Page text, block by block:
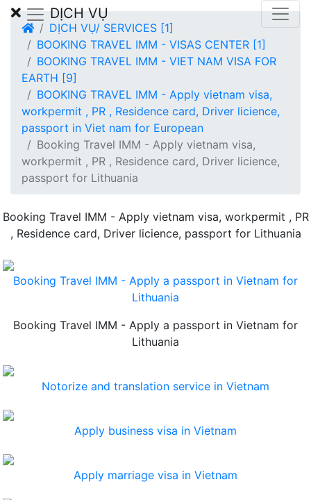
DỊCH VỤ
DỊCH VỤ/ SERVICES [1]
BOOKING TRAVEL IMM - VISAS CENTER [1]
BOOKING TRAVEL IMM - VIET NAM VISA FOR
EARTH [9]
BOOKING TRAVEL IMM - Apply vietnam visa,
workpermit , PR , Residence card, Driver licience,
passport in Viet nam for European
Booking Travel IMM - Apply vietnam visa,
workpermit , PR , Residence card, Driver licience,
passport for Lithuania
Booking Travel IMM - Apply vietnam visa, workpermit , PR
, Residence card, Driver licience, passport for Lithuania
Booking Travel IMM - Apply a passport in Vietnam for
Lithuania
Booking Travel IMM - Apply a passport in Vietnam for
Lithuania
Notorize and translation service in Vietnam
Apply business visa in Vietnam
Apply marriage visa in Vietnam